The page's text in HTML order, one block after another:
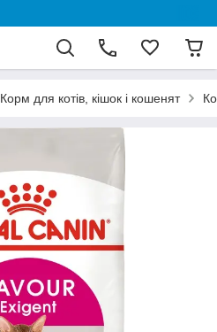
Корм для котів, кішок і кошенят